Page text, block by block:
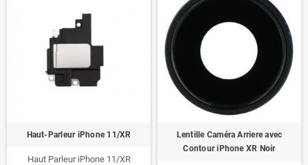
Haut-Parleur iPhone 11/XR
Haut Parleur iPhone 11/XR
Lentille Caméra Arriere avec
Contour iPhone XR Noir